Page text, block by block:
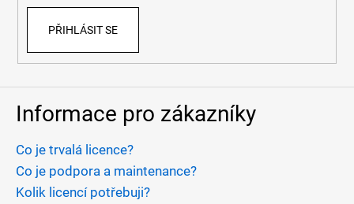
PŘIHLÁSIT SE
Informace pro zákazníky
Co je trvalá licence?
Co je podpora a maintenance?
Kolik licencí potřebuji?